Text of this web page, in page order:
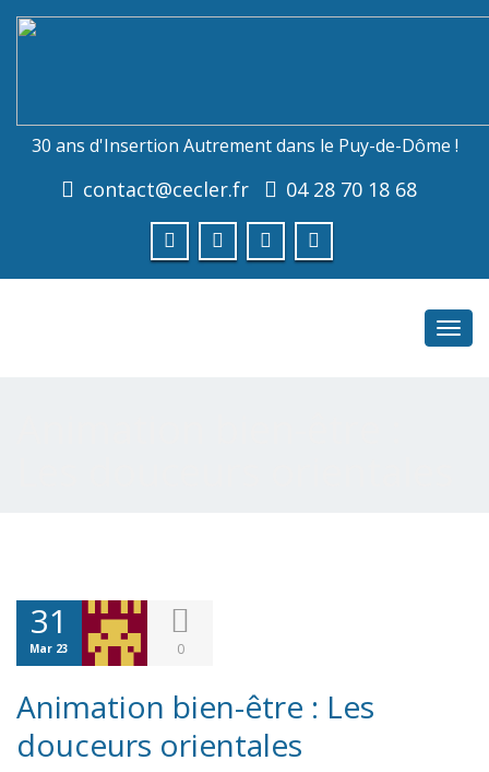
30 ans d'Insertion Autrement dans le Puy-de-Dôme !
contact@cecler.fr 04 28 70 18 68
31
Mar 23 0
Animation bien-être : Les
douceurs orientales